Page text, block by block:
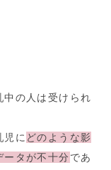
中の人は受けられ
児に どのような影
タが不十分 であ